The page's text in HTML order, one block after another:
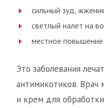
сильный зуд,
светлый налет на
местное
Это заболевания
антимикотиков. Врач
и крем для